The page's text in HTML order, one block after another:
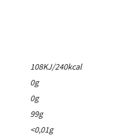
108KJ/240kcal
0g
0g
99g
<0,01g